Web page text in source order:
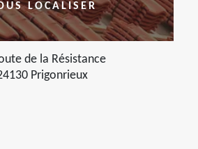
LOCALISER
de la Résistance
Prigonrieux